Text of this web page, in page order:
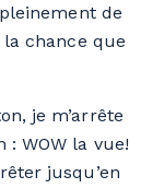
de
chance que
, je m’arrête
: WOW la vue!
jusqu’en